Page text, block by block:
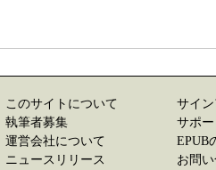
このサイトについて
執筆者募集
運営会社について
ニュースリリース
サイ
サポ
EPUB
お問